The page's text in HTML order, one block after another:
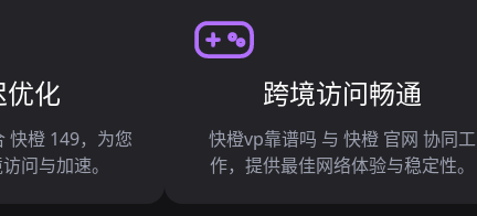
化
快橙 149，为您
问与加速。
跨境访问畅通
快橙vp靠谱吗 与 快橙 官网 协同工
作，提供最佳网络体验与稳定性。